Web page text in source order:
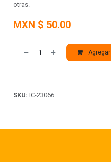
otras.
MXN $ 50.00
SKU: IC-23066